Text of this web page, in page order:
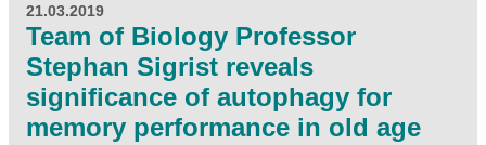
21.03.2019
Team of Biology Professor
Stephan Sigrist reveals
significance of autophagy for
memory performance in old age